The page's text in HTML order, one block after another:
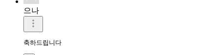
으나
축하드립니다